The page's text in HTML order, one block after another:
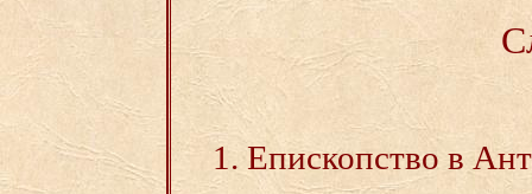
1. Епископство в